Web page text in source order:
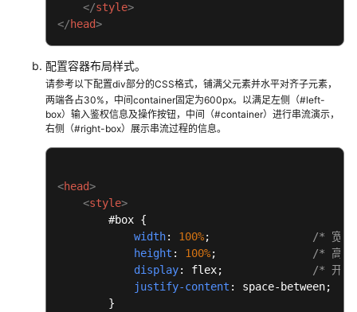
Android
SDK
开
发
指
南
JavaScript
</style>
</head>
配置容器布局样式。
请参考以下配置div部分的CSS格式，铺满父元素并水平对齐子元素，
两端各占30%，中间container固定为600px。以满足左侧（#left-
box）输入鉴权信息及操作按钮，中间（#container）进行串流演示，
右侧（#right-box）展示串流过程的信息。
<head>
<style>
#box {
width: 100%;
/* 宽度
height : 100%;
/* 高度
display: flex;
/* 开启
justify-content : space-between;
        }